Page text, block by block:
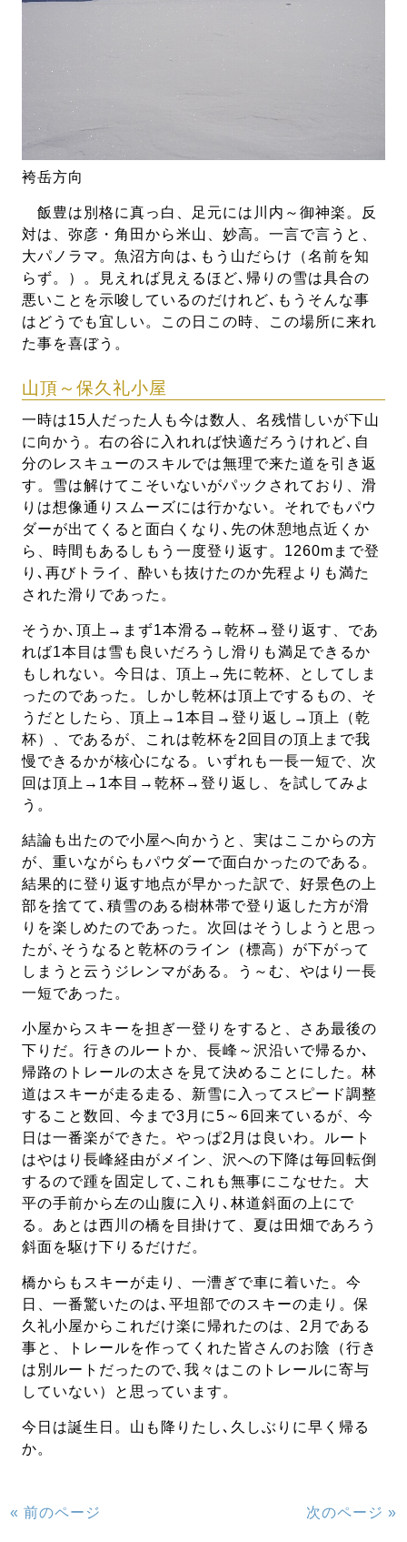
袴岳方向
飯豊は別格に真っ白、足元には川内～御神楽。反
対は、弥彦・角田から米山、妙高。一言で言うと、
大パノラマ。魚沼方向は､もう山だらけ（名前を知
らず。）。見えれば見えるほど､帰りの雪は具合の
悪いことを示唆しているのだけれど､もうそんな事
はどうでも宜しい。この日この時、この場所に来れ
た事を喜ぼう。
山頂～保久礼小屋
一時は15人だった人も今は数人、名残惜しいが下山
に向かう。右の谷に入れれば快適だろうけれど､自
分のレスキューのスキルでは無理で来た道を引き返
す。雪は解けてこそいないがパックされており、滑
りは想像通りスムーズには行かない。それでもパウ
ダーが出てくると面白くなり､先の休憩地点近くか
ら、時間もあるしもう一度登り返す。1260mまで登
り､再びトライ、酔いも抜けたのか先程よりも満た
された滑りであった。
そうか､頂上→まず1本滑る→乾杯→登り返す、であ
れば1本目は雪も良いだろうし滑りも満足できるか
もしれない。今日は、頂上→先に乾杯、としてしま
ったのであった。しかし乾杯は頂上でするもの、そ
うだとしたら、頂上→1本目→登り返し→頂上（乾
杯）、であるが、これは乾杯を2回目の頂上まで我
慢できるかが核心になる。いずれも一長一短で、次
回は頂上→1本目→乾杯→登り返し、を試してみよ
う。
結論も出たので小屋へ向かうと、実はここからの方
が、重いながらもパウダーで面白かったのである。
結果的に登り返す地点が早かった訳で、好景色の上
部を捨てて､積雪のある樹林帯で登り返した方が滑
りを楽しめたのであった。次回はそうしようと思っ
たが､そうなると乾杯のライン（標高）が下がって
しまうと云うジレンマがある。う～む、やはり一長
一短であった。
小屋からスキーを担ぎ一登りをすると、さあ最後の
下りだ。行きのルートか、長峰～沢沿いで帰るか､
帰路のトレールの太さを見て決めることにした。林
道はスキーが走る走る、新雪に入ってスピード調整
すること数回、今まで3月に5～6回来ているが、今
日は一番楽ができた。やっぱ2月は良いわ。ルート
はやはり長峰経由がメイン、沢への下降は毎回転倒
するので踵を固定して､これも無事にこなせた。大
平の手前から左の山腹に入り､林道斜面の上にで
る。あとは西川の橋を目掛けて、夏は田畑であろう
斜面を駆け下りるだけだ。
橋からもスキーが走り、一漕ぎで車に着いた。今
日、一番驚いたのは､平坦部でのスキーの走り。保
久礼小屋からこれだけ楽に帰れたのは、2月である
事と、トレールを作ってくれた皆さんのお陰（行き
は別ルートだったので､我々はこのトレールに寄与
していない）と思っています。
今日は誕生日。山も降りたし､久しぶりに早く帰る
か。
« 前のページ 次のページ »